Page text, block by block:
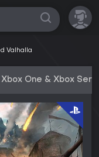
Valhalla
Xbox One & Xbox